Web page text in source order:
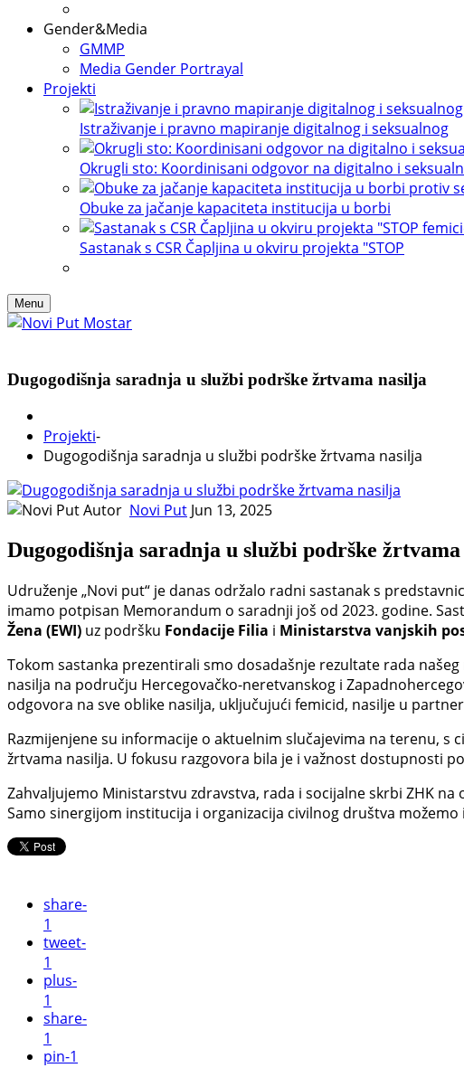
Gender&Media
GMMP
Media Gender Portrayal
Projekti
Istraživanje i pravno mapiranje digitalnog i seksualnog
Okrugli sto: Koordinisani odgovor na digitalno i
Obuke za jačanje kapaciteta institucija u borbi
Sastanak s CSR Čapljina u okviru projekta "STOP
Menu
Dugogodišnja saradnja u službi podrške žrtvama nasilja
Projekti-
Dugogodišnja saradnja u službi podrške žrtvama nasilja
Autor Novi Put Jun 13, 2025
Dugogodišnja saradnja u službi podrške
Udruženje „Novi put“ je danas održalo radni sastanak s
imamo potpisan Memorandum o saradnji još od 2023. godine.
Žena (EWI) uz podršku Fondacije Filia i Ministarstva vanjskih
Tokom sastanka prezentirali smo dosadašnje rezultate rada
nasilja na području Hercegovačko-neretvanskog i
odgovora na sve oblike nasilja, uključujući femicid, nasilje u
Razmijenjene su informacije o aktuelnim slučajevima na terenu,
žrtvama nasilja. U fokusu razgovora bila je i važnost dostupnosti
Zahvaljujemo Ministarstvu zdravstva, rada i socijalne skrbi ZHK
Samo sinergijom institucija i organizacija civilnog društva
share-
1
tweet-
1
plus-
1
share-
1
pin-1